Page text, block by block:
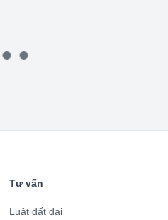
Tư vấn
Luật đất đai